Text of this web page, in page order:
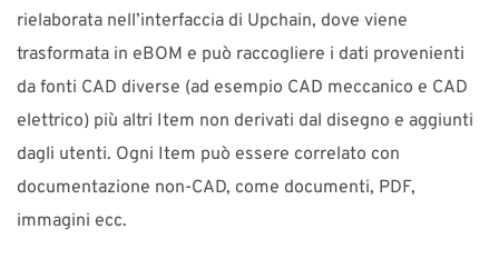
rielaborata nell’interfaccia di Upchain, dove viene
trasformata in eBOM e può raccogliere i dati provenienti
da fonti CAD diverse (ad esempio CAD meccanico e CAD
elettrico) più altri Item non derivati dal disegno e aggiunti
dagli utenti. Ogni Item può essere correlato con
documentazione non-CAD, come documenti, PDF,
immagini ecc.